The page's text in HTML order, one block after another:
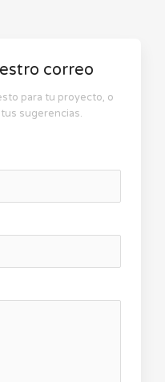
correo
para tu proyecto, o
sugerencias.